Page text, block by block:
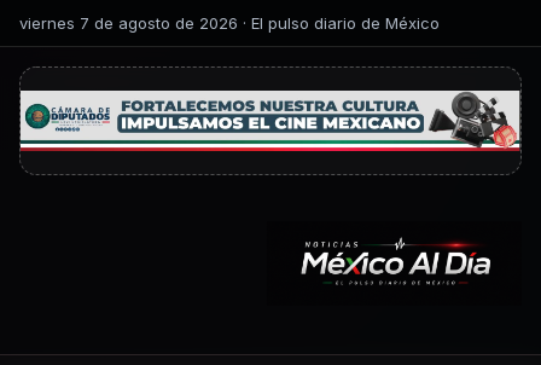
viernes 7 de agosto de 2026 · El pulso diario de México